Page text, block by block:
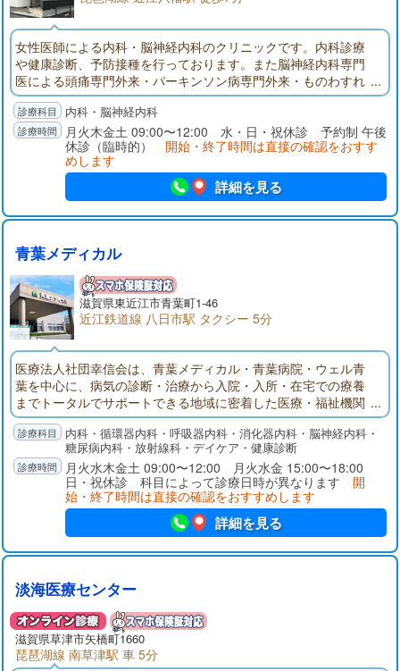
女性医師による内科・脳神経内科のクリニックです。内科診療
や健康診断、予防接種を行っております。また脳神経内科専門
医による頭痛専門外来・パーキンソン病専門外来・ものわすれ
専門外来を行っております。頭痛、眩暈、しびれ、ふるえ、ぴ
くつき、歩きにくい、力が入りにくい等の症状のある方はご相
談ください。丁寧でわかりやすい説明、治療を心掛けておりま
内科・脳神経内科
月火木金土 09:00〜12:00 水・日・祝休診 予約制 午後
休診（臨時的） 開始・終了時間は直接の確認をおすす
めします
詳細を見る
青葉メディカル
滋賀県東近江市青葉町1-46
近江鉄道線 八日市駅 タクシー 5分
医療法人社団幸信会は、青葉メディカル・青葉病院・ウェル青
葉を中心に、病気の診断・治療から入院・入所・在宅での療養
までトータルでサポートできる地域に密着した医療・福祉機関
です。
内科・循環器内科・呼吸器内科・消化器内科・脳神経内科・
糖尿病内科・放射線科・デイケア・健康診断
月火水木金土 09:00〜12:00 月火水金 15:00〜18:00
日・祝休診 科目によって診療日時が異なります 開
始・終了時間は直接の確認をおすすめします
詳細を見る
淡海医療センター
滋賀県草津市矢橋町1660
琵琶湖線 南草津駅 車 5分